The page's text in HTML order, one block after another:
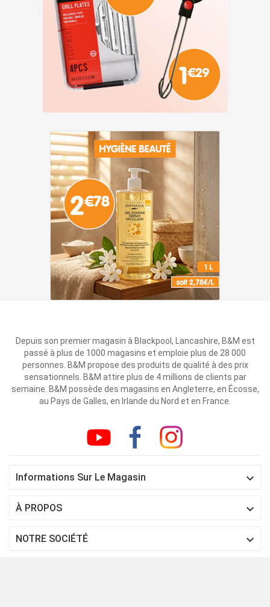
Depuis son premier magasin à Blackpool, Lancashire, B&M est
passé à plus de 1000 magasins et emploie plus de 28 000
personnes. B&M propose des produits de qualité à des prix
sensationnels. B&M attire plus de 4 millions de clients par
semaine. B&M possède des magasins en Angleterre, en Écosse,
au Pays de Galles, en Irlande du Nord et en France.
Informations Sur Le Magasin 
À PROPOS 
NOTRE SOCIÉTÉ 